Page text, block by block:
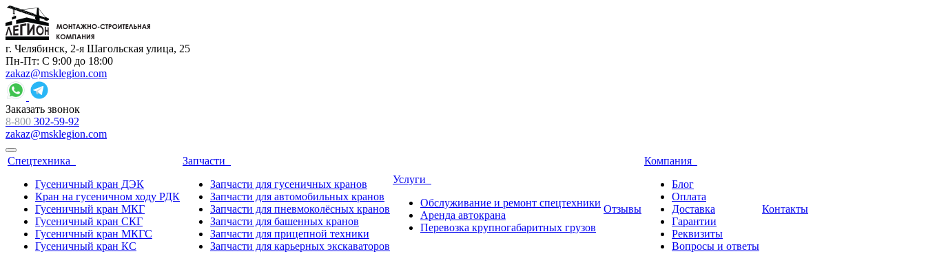
г. Челябинск, 2-я Шагольская улица, 25
Пн-Пт: С 9:00 до 18:00
zakaz@msklegion.com
Заказать звонок
8-800 302-59-92
zakaz@msklegion.com
Спецтехника
Гусеничный кран ДЭК
Кран на гусеничном ходу РДК
Гусеничный кран МКГ
Гусеничный кран СКГ
Гусеничный кран МКГС
Гусеничный кран КС
Запчасти
Запчасти для гусеничных кранов
Запчасти для автомобильных кранов
Запчасти для пневмоколёсных кранов
Запчасти для башенных кранов
Запчасти для прицепной техники
Запчасти для карьерных экскаваторов
Услуги
Обслуживание и ремонт спецтехники
Аренда автокрана
Перевозка крупногабаритных грузов
Отзывы
Компания
Блог
Оплата
Доставка
Гарантии
Реквизиты
Вопросы и ответы
Контакты